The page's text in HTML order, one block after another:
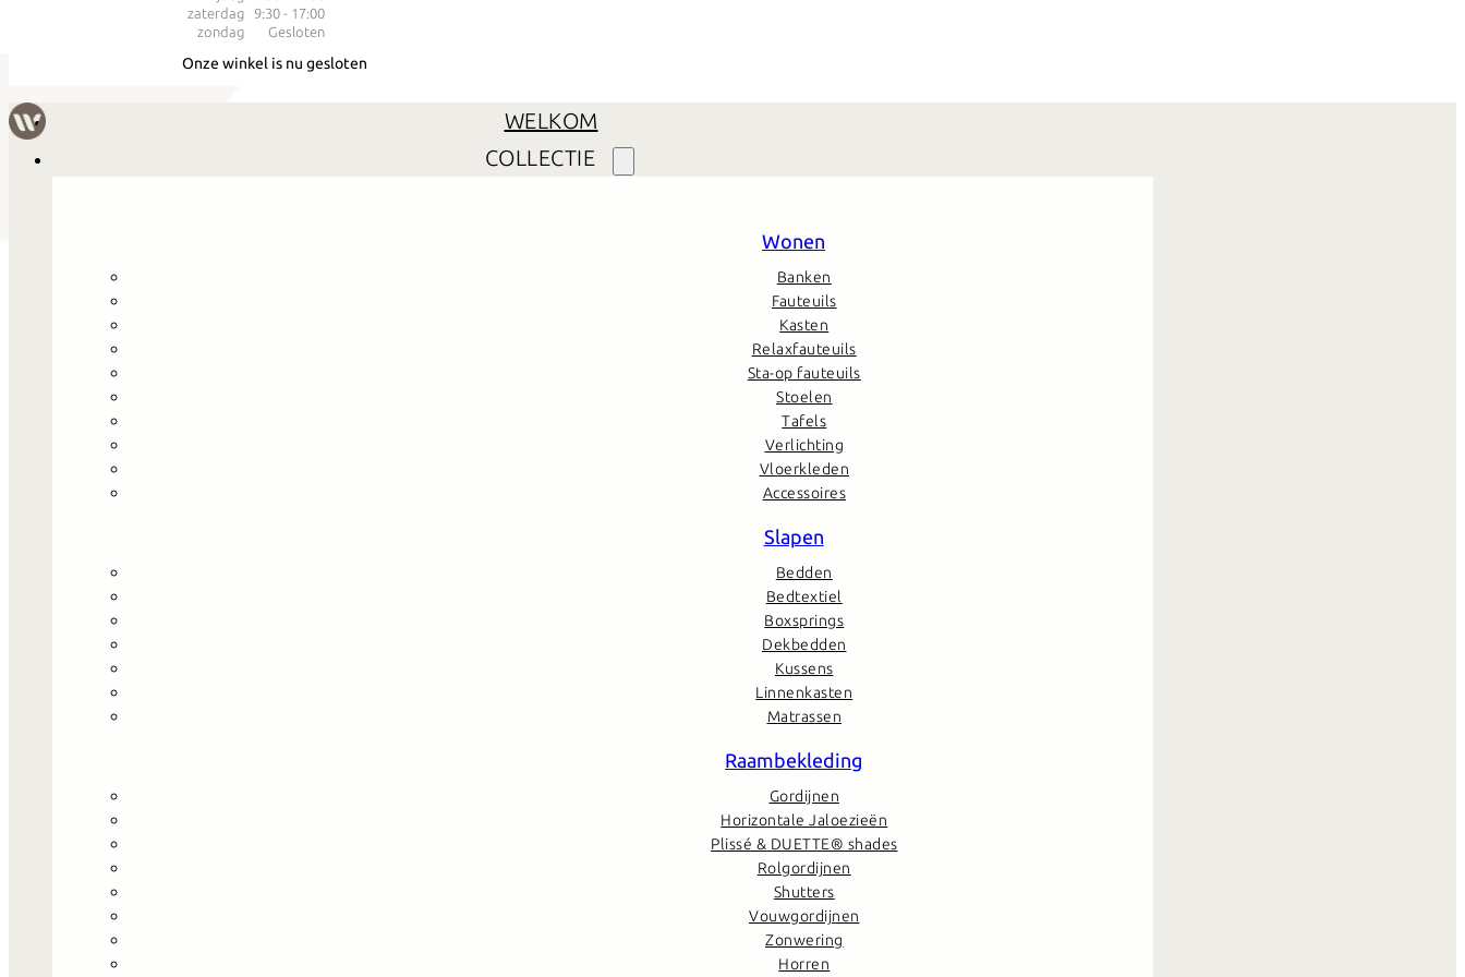
zaterdag
9:30 - 17:00
zondag
Gesloten
Onze winkel is nu gesloten
WELKOM
COLLECTIE
Wonen
Banken
Fauteuils
Kasten
Relaxfauteuils
Sta-op fauteuils
Stoelen
Tafels
Verlichting
Vloerkleden
Accessoires
Slapen
Bedden
Bedtextiel
Boxsprings
Dekbedden
Kussens
Linnenkasten
Matrassen
Raambekleding
Gordijnen
Horizontale Jaloezieën
Plissé & DUETTE® shades
Rolgordijnen
Shutters
Vouwgordijnen
Zonwering
Horren